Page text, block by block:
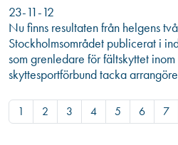
23-11-12
Nu finns resultaten från helgens
Stockholmsområdet publicerat i
som grenledare för fältskyttet
skyttesportförbund tacka
1 2 3 4 5 6 7